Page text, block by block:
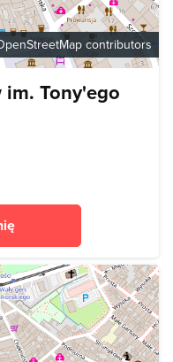
contributors
Tony'ego